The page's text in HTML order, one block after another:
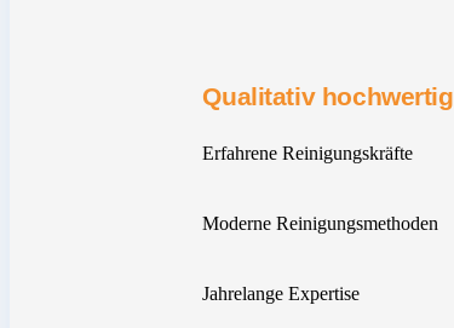
Qualitativ hochwertig
Erfahrene Reinigungskräfte
Moderne Reinigungsmethoden
Jahrelange Expertise